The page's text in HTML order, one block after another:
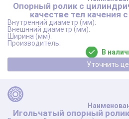
Опорный ролик с
качестве тел качения
В
Игольчатый опорный